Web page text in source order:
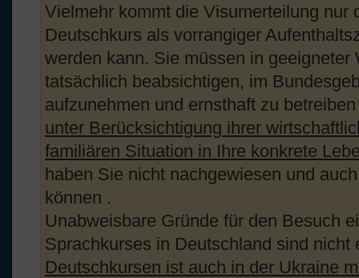
Vielmehr kommt die Visumerteilung nur
Deutschkurs als vorrangiger
werden kann. Sie müssen in geeigneter
tatsächlich beabsichtigen, im
aufzunehmen und ernsthaft zu
unter Berücksichtigung ihrer
familiären Situation in Ihre konkrete
haben Sie nicht nachgewiesen und
können .
Unabweisbare Gründe für den Besuch
Sprachkurses in Deutschland sind
Deutschkursen ist auch in der Ukraine